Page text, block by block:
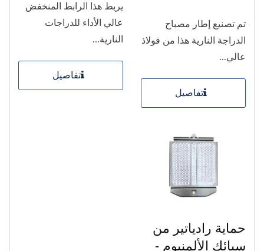
تم تصنيع إطار مصباح
الدراجة النارية هذا من فولاذ
عالي...
تفاصيل
يربط هذا الرابط المنخفض
عالي الأداء للدراجات
النارية...
تفاصيل
حماية رادياتير من
سبائك الألمنيوم -